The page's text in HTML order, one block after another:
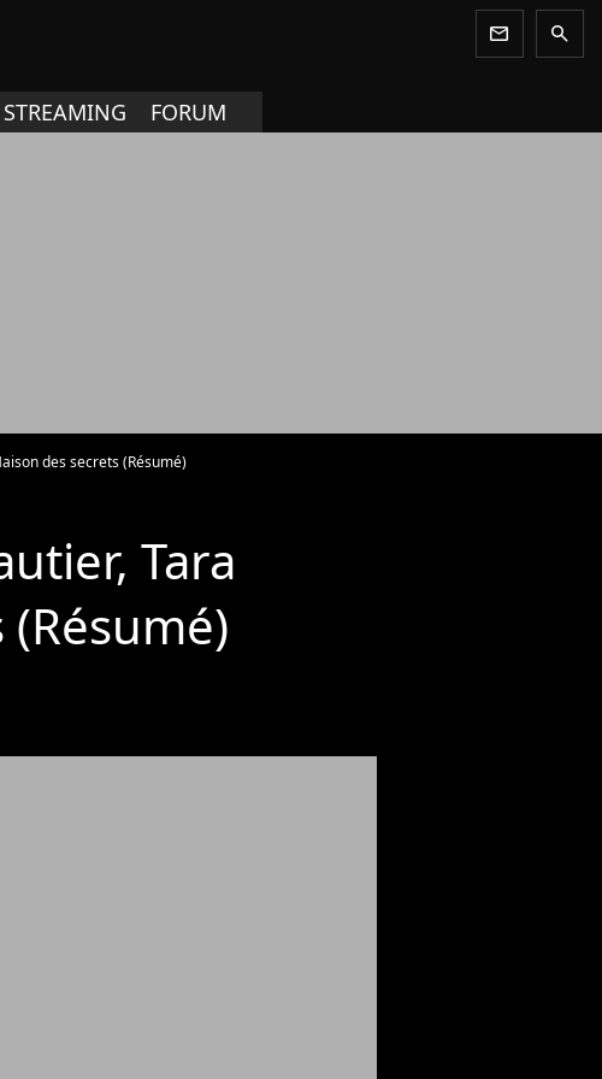
newsletter search
STREAMING FORUM
des secrets (Résumé)
Tara